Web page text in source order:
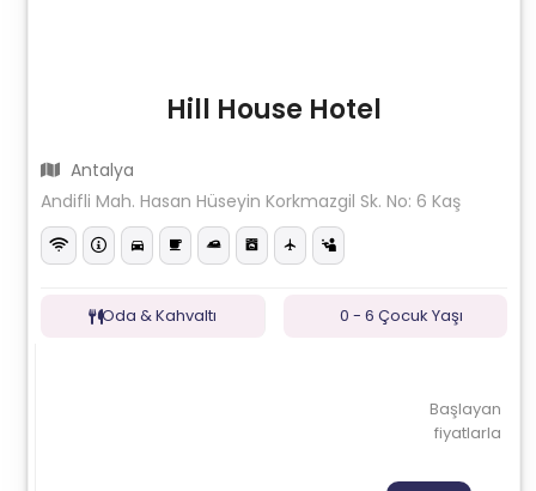
Hill House Hotel
Antalya
Andifli Mah. Hasan Hüseyin Korkmazgil Sk. No: 6 Kaş
Oda & Kahvaltı 0 - 6 Çocuk Yaşı
Başlayan
fiyatlarla